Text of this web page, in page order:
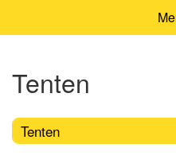
Tenten
Tenten